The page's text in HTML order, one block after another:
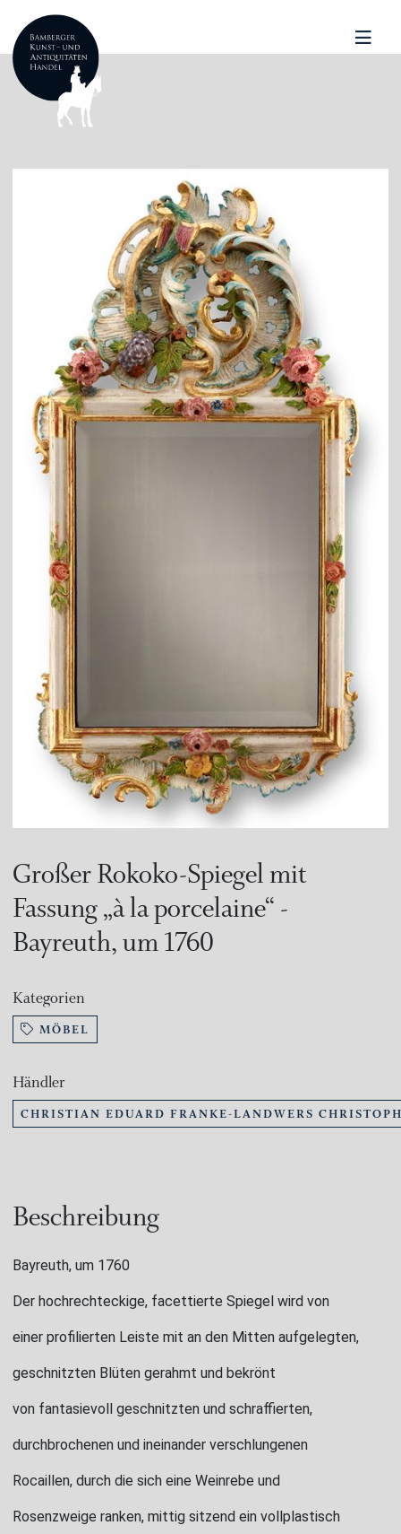
Großer Rokoko-Spiegel mit
Fassung „à la porcelaine“ -
Bayreuth, um 1760
Kategorien
MÖBEL
Händler
CHRISTIAN EDUARD FRANKE-LANDWERS
Beschreibung
Bayreuth, um 1760
Der hochrechteckige, facettierte Spiegel wird von
einer profilierten Leiste mit an den Mitten aufgelegten,
geschnitzten Blüten gerahmt und bekrönt
von fantasievoll geschnitzten und schraffierten,
durchbrochenen und ineinander verschlungenen
Rocaillen, durch die sich eine Weinrebe und
Rosenzweige ranken, mittig sitzend ein vollplastisch